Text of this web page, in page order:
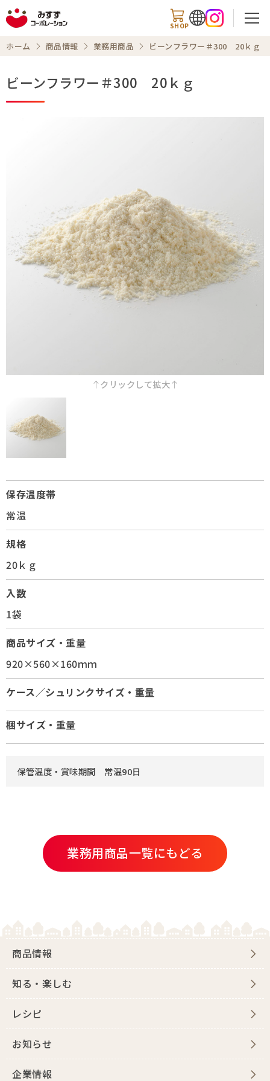
SHOP
お知らせ
企業情報
ホーム 商品情報 業務用商品 ビーンフラワー＃300 20ｋｇ
ビーンフラワー＃300 20ｋｇ
クリックして拡大
保存温度帯
常温
規格
20ｋｇ
入数
1袋
商品サイズ・重量
920×560×160ｍｍ
ケース／シュリンクサイズ・重量
梱サイズ・重量
保管温度・賞味期間 常温90日
業務用商品一覧にもどる
商品情報
知る・楽しむ
レシピ
お知らせ
企業情報